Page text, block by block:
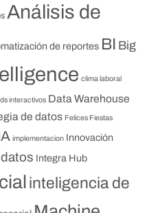
Análisis de
de reportes BI Big
clima laboral
interactivos Data Warehouse
de datos Felices Fiestas
implementacion Innovación
Integra Hub
inteligencia de